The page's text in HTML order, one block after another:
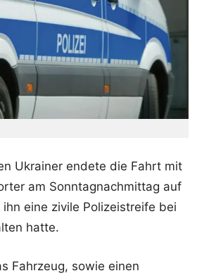
Ukrainer endete die Fahrt mit
am Sonntagnachmittag auf
eine zivile Polizeistreife bei
hatte.
Fahrzeug, sowie einen